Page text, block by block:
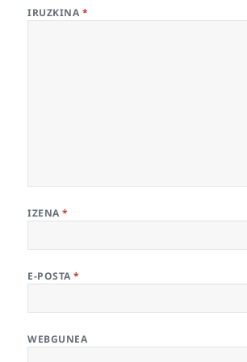
IRUZKINA *
IZENA*
E-POSTA*
WEBGUNEA